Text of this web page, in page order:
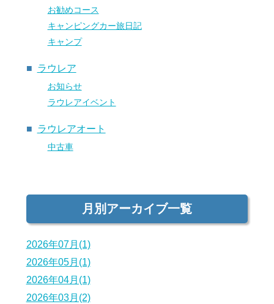
お勧めコース
キャンピングカー旅日記
キャンプ
ラウレア
お知らせ
ラウレアイベント
ラウレアオート
中古車
月別アーカイブ一覧
2026年07月(1)
2026年05月(1)
2026年04月(1)
2026年03月(2)